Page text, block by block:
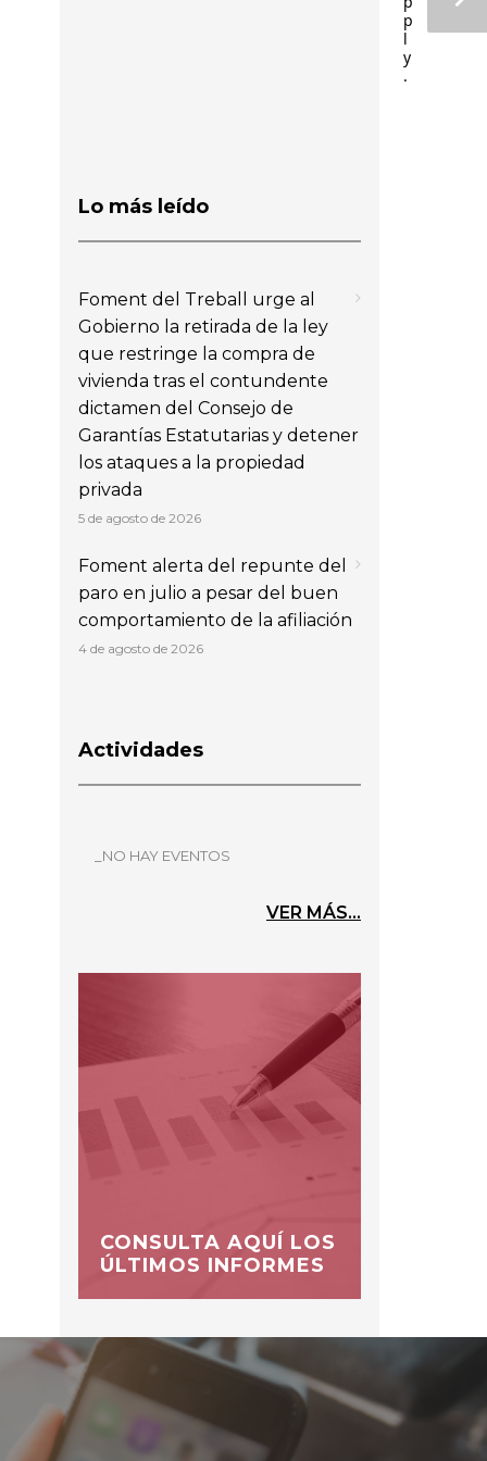
p
l
y
.
Lo más leído
Foment del Treball urge al
Gobierno la retirada de la ley
que restringe la compra de
vivienda tras el contundente
dictamen del Consejo de
Garantías Estatutarias y detener
los ataques a la propiedad
privada
5 de agosto de 2026
Foment alerta del repunte del
paro en julio a pesar del buen
comportamiento de la afiliación
4 de agosto de 2026
Actividades
_NO HAY EVENTOS
VER MÁS...
CONSULTA AQUÍ LOS
ÚLTIMOS INFORMES